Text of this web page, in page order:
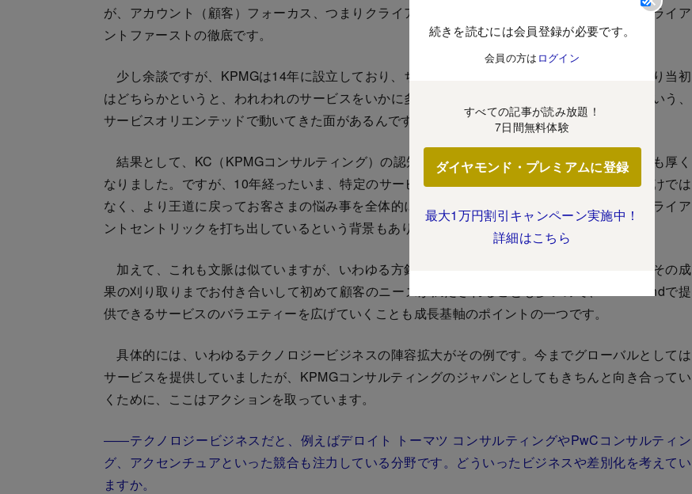
が、アカウント（顧客）フォーカス、つまりクライアントセントリック（顧客中心主義）やクライア
ントファーストの徹底です。
少し余談ですが、KPMGは14年に設立しており、ちょうど10周年を迎えましたが、立ち上がり当初
はどちらかというと、われわれのサービスをいかに多くのクライアントに横展開して売るかという、
サービスオリエンテッドで動いてきた面があるんですね。
結果として、KC（KPMGコンサルティング）の認知度は非常に高まり、クライアントの基盤も厚く
なりました。ですが、10年経ったいま、特定のサービスをソリューションカットで提供するだけでは
なく、より王道に戻ってお客さまの悩み事を全体的に解決していきたいと考えているため、クライア
ントセントリックを打ち出しているという背景もあります。
加えて、これも文脈は似ていますが、いわゆる方針だけを顧客に出して終わりではなくて、その成
果の刈り取りまでお付き合いして初めて顧客のニーズが満たされることも多いので、end-to-endで提
供できるサービスのバラエティーを広げていくことも成長基軸のポイントの一つです。
具体的には、いわゆるテクノロジービジネスの陣容拡大がその例です。今までグローバルとしては
サービスを提供していましたが、KPMGコンサルティングのジャパンとしてもきちんと向き合ってい
くために、ここはアクションを取っています。
――テクノロジービジネスだと、例えばデロイト トーマツ コンサルティングやPwCコンサルティン
グ、アクセンチュアといった競合も注力している分野です。どういったビジネスや差別化を考えてい
ますか。
続きを読むには会員登録が必要です。
会員の方は ログイン
すべての記事が読み放題！
7日間無料体験
ダイヤモンド・プレミアムに登録
最大1万円割引キャンペーン実施中！
詳細はこちら